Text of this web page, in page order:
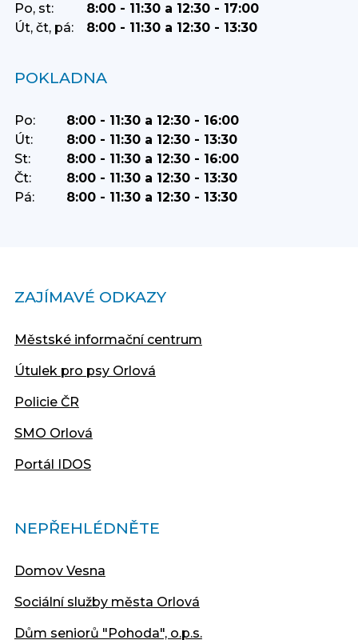
Po, st:
8:00 - 11:30 a 12:30 - 17:00
Út, čt, pá:
8:00 - 11:30 a 12:30 - 13:30
POKLADNA
Po:
8:00 - 11:30 a 12:30 - 16:00
Út:
8:00 - 11:30 a 12:30 - 13:30
St:
8:00 - 11:30 a 12:30 - 16:00
Čt:
8:00 - 11:30 a 12:30 - 13:30
Pá:
8:00 - 11:30 a 12:30 - 13:30
ZAJÍMAVÉ ODKAZY
Městské informační centrum
Útulek pro psy Orlová
Policie ČR
SMO Orlová
Portál IDOS
NEPŘEHLÉDNĚTE
Domov Vesna
Sociální služby města Orlová
Dům seniorů "Pohoda", o.p.s.